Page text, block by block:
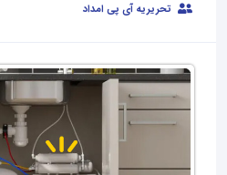
تحریریه آی پی امداد